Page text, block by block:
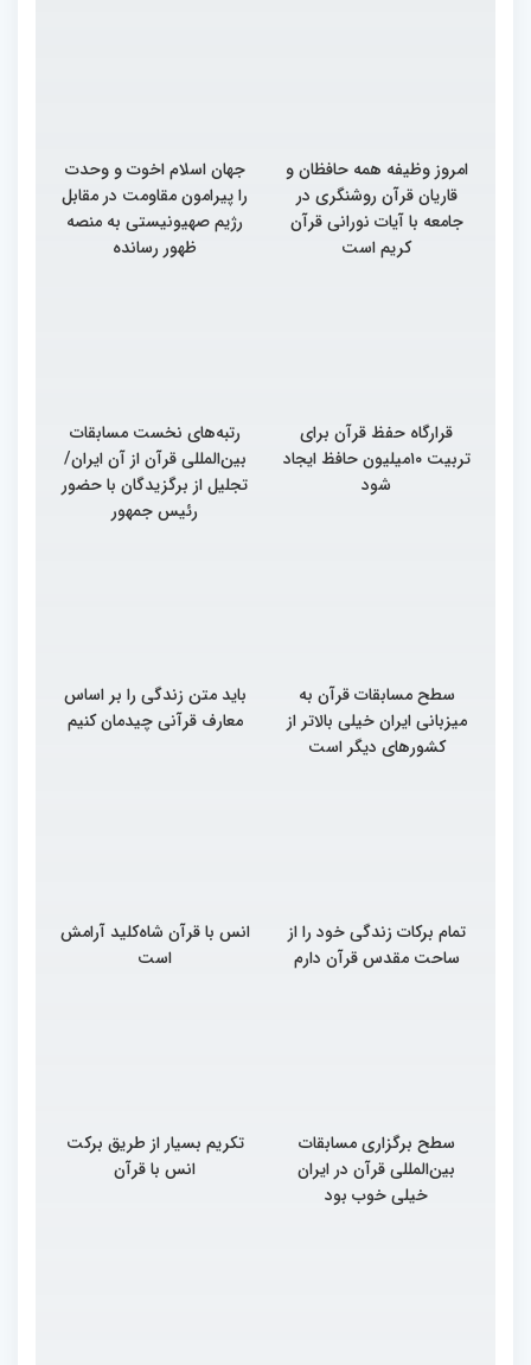
امروز وظیفه همه حافظان و
قاریان قرآن روشنگری در
جامعه با آیات نورانی قرآن
کریم است
جهان اسلام اخوت و وحدت
را پیرامون مقاومت در مقابل
رژیم صهیونیستی به منصه
ظهور رسانده
قرارگاه حفظ قرآن برای
تربیت ۱۰میلیون حافظ ایجاد
شود
رتبه‌های نخست مسابقات
بین‌المللی قرآن از آن ایران/
تجلیل از برگزیدگان با حضور
رئیس جمهور
سطح مسابقات قرآن به
میزبانی ایران خیلی بالاتر از
کشورهای دیگر است
باید متن زندگی را بر اساس
معارف قرآنی چیدمان کنیم
تمام برکات زندگی خود را از
ساحت مقدس قرآن دارم
انس با قرآن شاه‌کلید آرامش
است
سطح برگزاری مسابقات
بین‌المللی قرآن در ایران
خیلی خوب بود
تکریم بسیار از طریق برکت
انس با قرآن